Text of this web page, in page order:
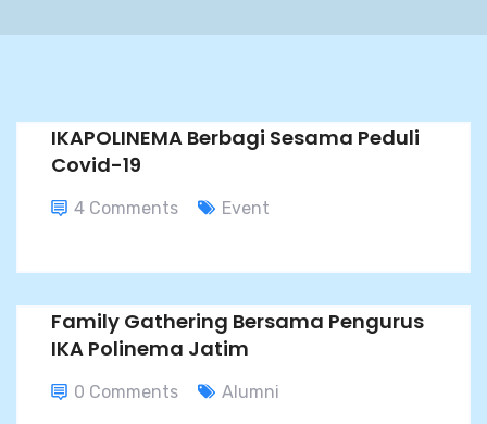
IKAPOLINEMA Berbagi Sesama Peduli
Covid-19
4 Comments Event
Family Gathering Bersama Pengurus
IKA Polinema Jatim
0 Comments Alumni